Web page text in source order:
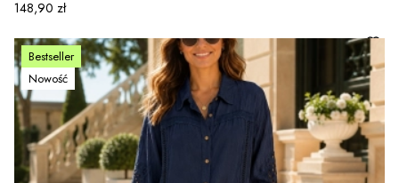
Cena
148,90 zł
Bestseller
Nowość